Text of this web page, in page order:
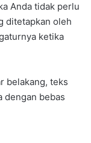
Anda tidak perlu
ditetapkan oleh
ketika
belakang, teks
dengan bebas